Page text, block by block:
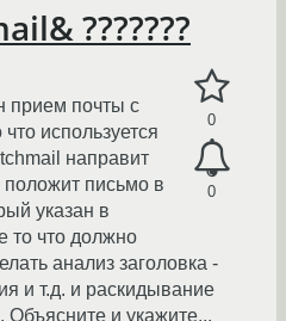
???????
0
0
прием почты с
используется
направит
положит письмо в
указан в
то что должно
анализ заголовка -
и т.д. и раскидывание
Объясните и укажите...